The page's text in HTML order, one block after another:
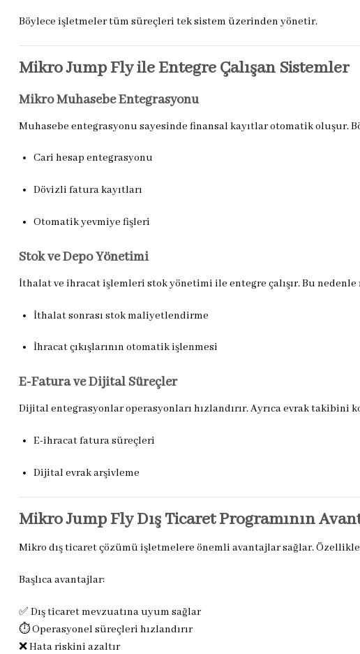
Böylece işletmeler tüm süreçleri tek sistem üzerinden yönetir.
Mikro Jump Fly ile Entegre Çalışan Sistemler
Mikro Muhasebe Entegrasyonu
Muhasebe entegrasyonu sayesinde finansal kayıtlar otomatik oluşur.
Cari hesap entegrasyonu
Dövizli fatura kayıtları
Otomatik yevmiye fişleri
Stok ve Depo Yönetimi
İthalat ve ihracat işlemleri stok yönetimi ile entegre çalışır. Bu
İthalat sonrası stok maliyetlendirme
İhracat çıkışlarının otomatik işlenmesi
E-Fatura ve Dijital Süreçler
Dijital entegrasyonlar operasyonları hızlandırır. Ayrıca evrak takibini
E-ihracat fatura süreçleri
Dijital evrak arşivleme
Mikro Jump Fly Dış Ticaret Programının
Mikro dış ticaret çözümü işletmelere önemli avantajlar sağlar.
Başlıca avantajlar:
✅ Dış ticaret mevzuatına uyum sağlar
⏱️ Operasyonel süreçleri hızlandırır
❌ Hata riskini azaltır